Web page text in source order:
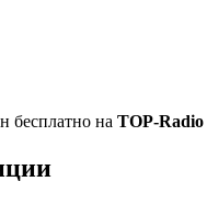
бесплатно на TOP-Radio